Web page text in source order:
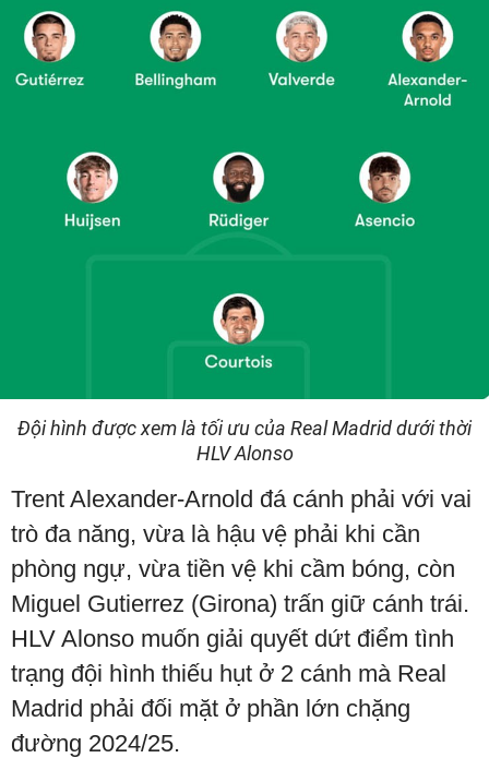
Đội hình được xem là tối ưu của Real Madrid dưới thời
HLV Alonso
Trent Alexander-Arnold đá cánh phải với vai
trò đa năng, vừa là hậu vệ phải khi cần
phòng ngự, vừa tiền vệ khi cầm bóng, còn
Miguel Gutierrez (Girona) trấn giữ cánh trái.
HLV Alonso muốn giải quyết dứt điểm tình
trạng đội hình thiếu hụt ở 2 cánh mà Real
Madrid phải đối mặt ở phần lớn chặng
đường 2024/25.